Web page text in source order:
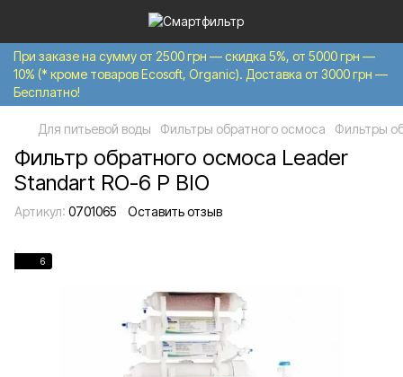
При заказе на сумму от 2500 грн — скидка 5%, от 5000 грн —
10% (* кроме товаров Ecosoft, Organic). Доставка от 3000 грн —
Бесплатно!
Для питьевой воды Фильтры обратного осмоса Фильтры
Фильтр обратного осмоса Leader
Standart RO-6 P BIO
Артикул: 0701065 Оставить отзыв
6